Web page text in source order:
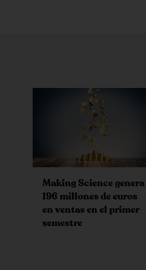
Making Science genera
196 millones de euros
en ventas en el primer
semestre